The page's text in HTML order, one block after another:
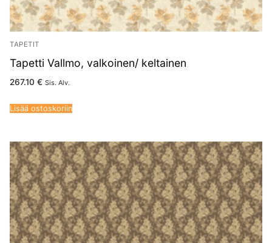
TAPETIT
Tapetti Vallmo, valkoinen/ keltainen
267.10 € Sis. Alv.
Lisää ostoskoriin